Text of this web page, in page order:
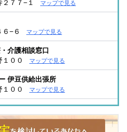
７７−１ マップで見る
−６ マップで見る
介護相談窓口
００ マップで見る
伊豆供給出張所
００ マップで見る
５０３−１ マップで見る